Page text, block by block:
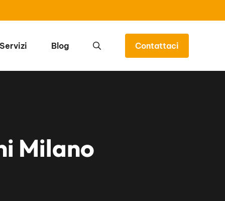
Servizi Blog Contattaci
Milano